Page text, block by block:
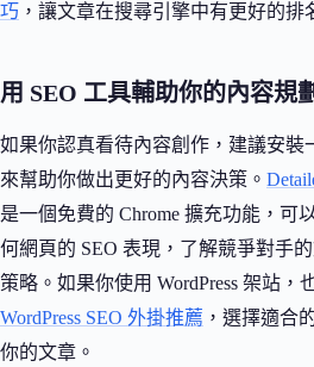
巧 ，讓文章在搜尋引擎中有更好的排
用 SEO 工具輔助你的內容規
如果你認真看待內容創作，建議安裝
來幫助你做出更好的內容決策。
是一個免費的 Chrome 擴充功能，可
何網頁的 SEO 表現，了解競爭對手
策略。如果你使用 WordPress 架站，
WordPress SEO 外掛推薦 ，選擇適合
你的文章。